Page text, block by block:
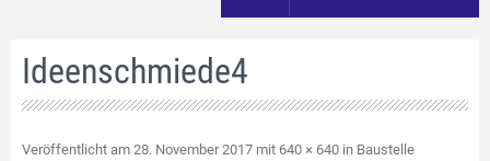
Ideenschmiede4
Veröffentlicht am 28. November 2017 mit 640 × 640 in Baustelle